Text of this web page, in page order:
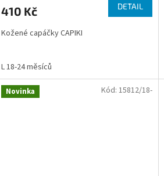
410 Kč DETAIL
Kožené capáčky CAPIKI
L 18-24 měsíců
Novinka Kód: 15812/18-